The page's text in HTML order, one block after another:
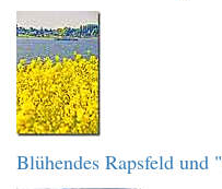
Blühendes Rapsfeld und